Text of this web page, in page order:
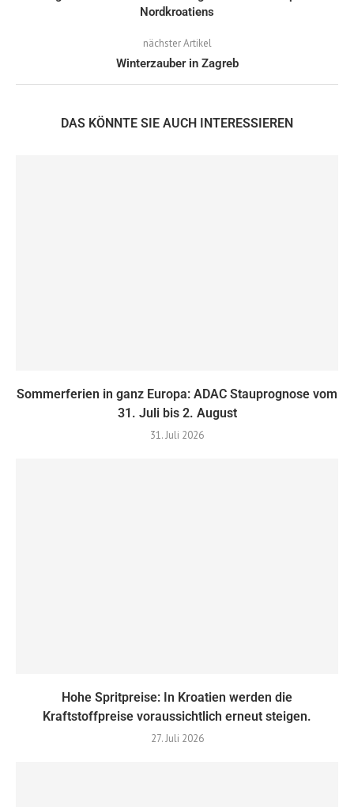
Nordkroatiens
nächster Artikel
Winterzauber in Zagreb
DAS KÖNNTE SIE AUCH INTERESSIEREN
Sommerferien in ganz Europa: ADAC Stauprognose vom
31. Juli bis 2. August
31. Juli 2026
Hohe Spritpreise: In Kroatien werden die
Kraftstoffpreise voraussichtlich erneut steigen.
27. Juli 2026